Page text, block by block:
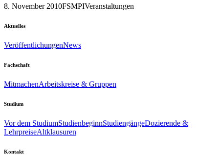
8. November 2010FSMPIVeranstaltungen
Aktuelles
VeröffentlichungenNews
Fachschaft
MitmachenArbeitskreise & Gruppen
Studium
Vor dem StudiumStudienbeginnStudiengängeDozierende &
LehrpreiseAltklausuren
Kontakt